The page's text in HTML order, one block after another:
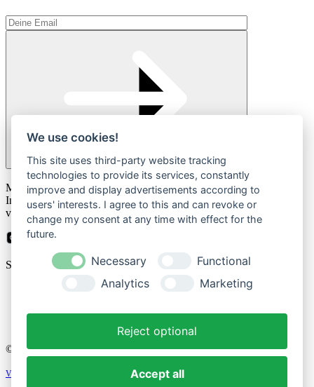
Please
leave
this
field
empty.
Mit der Anmeldung zum Newsletter stimmen Sie zu, dass wir Ihre
Informationen im Rahmen unsererDatenschutzbestimmungen
verarbeiten.
Sicher bezahlen mit
Impressum
Datenschutzerklärung
© 2026 Cozique
Vertrag widerrufen
We use cookies!
This site uses third-party website tracking
technologies to provide its services, constantly
improve and display advertisements according to
users' interests. I agree to this and can revoke or
change my consent at any time with effect for the
future.
Necessary
Functional
Analytics
Marketing
Reject optional
Accept all